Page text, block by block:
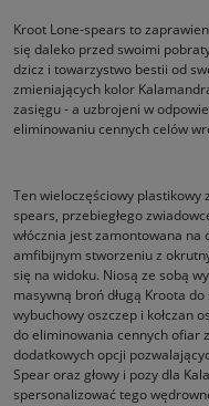
Kroot Lone-spears to
się daleko przed swoimi
dzicz i towarzystwo bestii od
zmieniających kolor
zasięgu - a uzbrojeni w
eliminowaniu cennych celów
Ten wieloczęściowy plastikowy
spears, przebiegłego
włócznia jest zamontowana
amfibijnym stworzeniu z
się na widoku. Niosą ze sobą
masywną broń długą Kroota
wybuchowy oszczep i kołczan
do eliminowania cennych ofiar
dodatkowych opcji
Spear oraz głowy i pozy dla
spersonalizować tego